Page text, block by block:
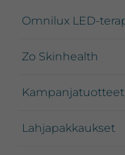
Omnilux LED-
Zo Skinhealth
Kampanjatuotteet
Lahjapakkaukset